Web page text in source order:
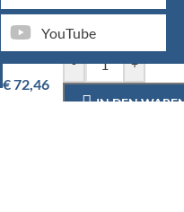
YouTube
€72,46
- +
IN DEN